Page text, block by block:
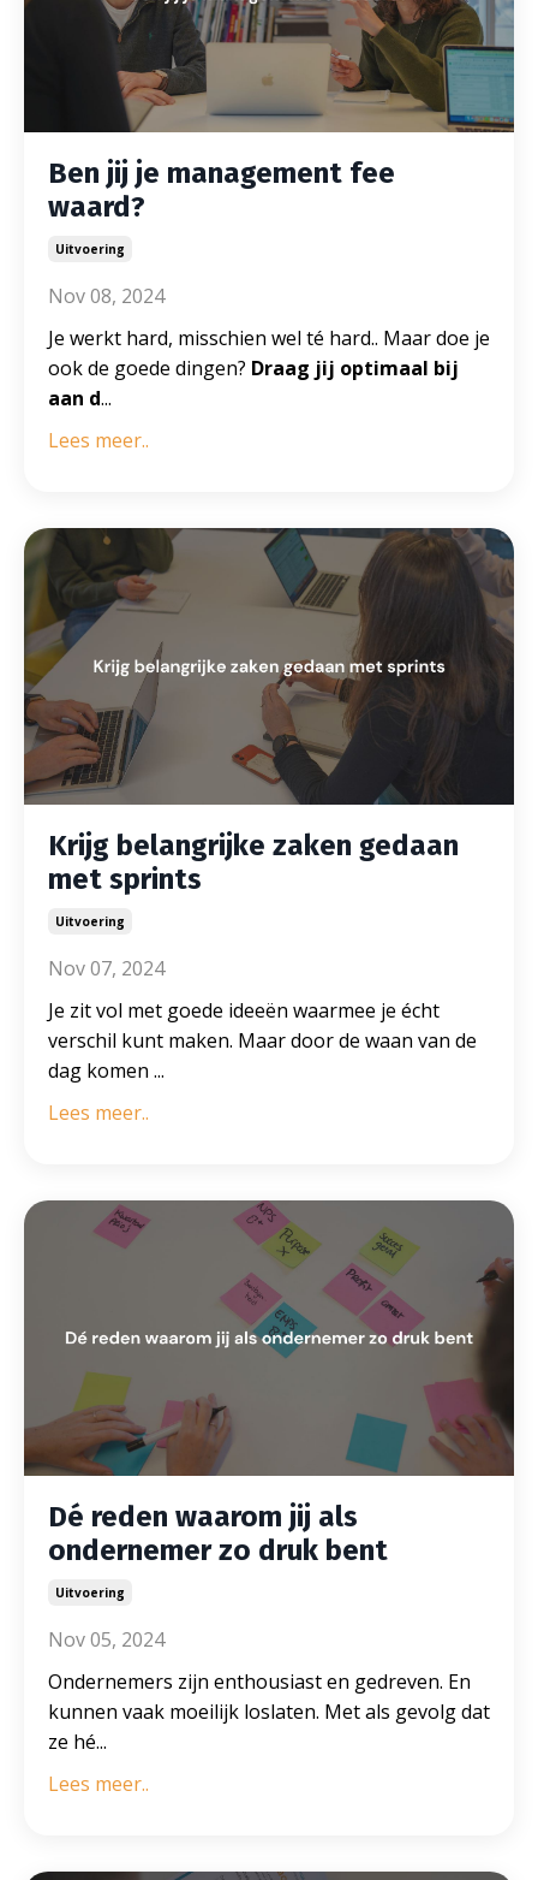
Ben jij je management fee
waard?
Uitvoering
Nov 08, 2024
Je werkt hard, misschien wel té hard.. Maar doe je
ook de goede dingen? Draag jij optimaal bij
aan d...
Lees meer..
Krijg belangrijke zaken gedaan
met sprints
Uitvoering
Nov 07, 2024
Je zit vol met goede ideeën waarmee je écht
verschil kunt maken. Maar door de waan van de
dag komen ...
Lees meer..
Dé reden waarom jij als
ondernemer zo druk bent
Uitvoering
Nov 05, 2024
Ondernemers zijn enthousiast en gedreven. En
kunnen vaak moeilijk loslaten. Met als gevolg dat
ze hé...
Lees meer..